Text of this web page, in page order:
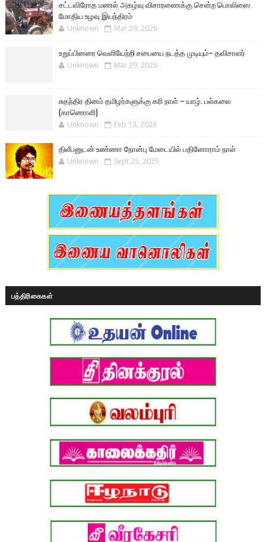
சட்டவிரோத மணல் அகழ்வு விசாரணைக்கு சென்ற பொலிஸை
மோதிய உழவு இயந்திரம்
Unknown Mar 29, 2026
உறுப்பினரை வெளியேற்றி சபையை நடத்த முடியும்– தவிசாளர்
Unknown Mar 29, 2026
சுதந்திர தினம் தமிழர்களுக்கு கரி நாள் – யாழ். பல்கலை
(காணொளி)
Unknown Feb 13, 2026
திலீபனுடன் உண்ணா நோன்பு மேடையில் பதினோராம் நாள்
Unknown Sept 25, 2025
பத்திரிகைகள்